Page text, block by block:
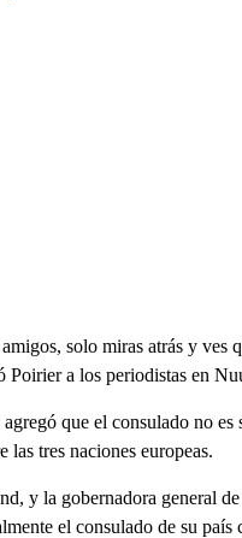
solo miras atrás y ves
Poirier a los periodistas en
que el consulado no
tres naciones europeas.
y la gobernadora general
el consulado de su país